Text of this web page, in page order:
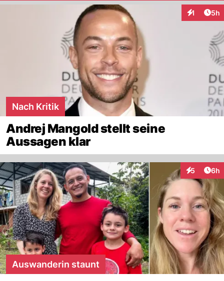
1 5h
Nach Kritik
Andrej Mangold stellt seine
Aussagen klar
5 6h
Auswanderin staunt